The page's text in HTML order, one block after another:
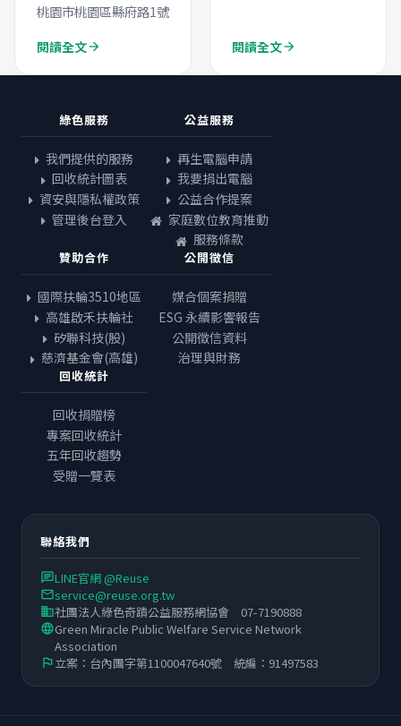
桃園市桃園區縣府路1號
閱讀全文arrow_forward 閱讀全文arrow_forward
綠色服務
我們提供的服務
回收統計圖表
資安與隱私權政策
管理後台登入
公益服務
再生電腦申請
我要捐出電腦
公益合作提案
家庭數位教育推動
服務條款
贊助合作
國際扶輪3510地區
高雄啟禾扶輪社
矽聯科技(股)
慈濟基金會(高雄)
公開徵信
媒合個案捐贈
ESG 永續影響報告
公開徵信資料
治理與財務
回收統計
回收捐贈榜
專案回收統計
五年回收趨勢
受贈一覽表
聯絡我們
chatLINE官網 @Reuse
emailservice@reuse.org.tw
business社團法人綠色奇蹟公益服務網協會 07-7190888
languageGreen Miracle Public Welfare Service Network
Association
flag立案：台內團字第1100047640號 統編：91497583